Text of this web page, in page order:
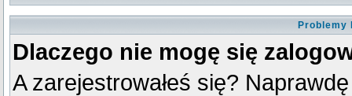
Problemy
Dlaczego nie mogę się
A zarejestrowałeś się?